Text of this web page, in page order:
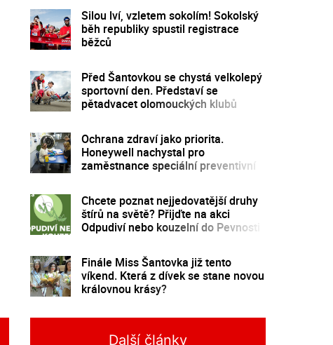
Silou lví, vzletem sokolím! Sokolský
běh republiky spustil registrace
běžců
Před Šantovkou se chystá velkolepý
sportovní den. Představí se
pětadvacet olomouckých klubů
Ochrana zdraví jako priorita.
Honeywell nachystal pro
zaměstnance speciální preventivní
Chcete poznat nejjedovatější druhy
štírů na světě? Přijďte na akci
Odpudiví nebo kouzelní do Pevnosti
Finále Miss Šantovka již tento
víkend. Která z dívek se stane novou
královnou krásy?
Další články